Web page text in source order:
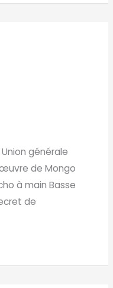
Union générale
de Mongo
à main Basse
de